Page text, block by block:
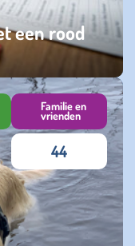
een rood
Familie en
vrienden
44